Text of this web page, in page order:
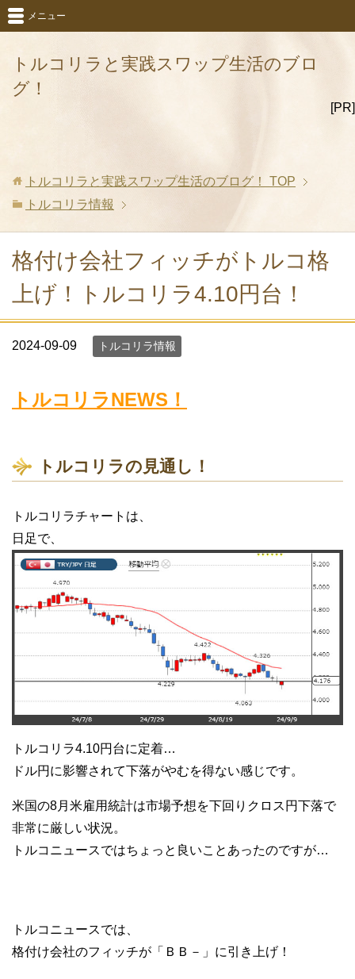
トルコリラと実践スワップ生活のブロ
グ！
[PR]
メニュー
トルコリラと実践スワップ生活のブログ！
TOP
トルコリラ情報
格付け会社フィッチがトルコ格
上げ！トルコリラ4.10円台！
2024-09-09 トルコリラ情報
トルコリラNEWS！
トルコリラの見通し！
トルコリラチャートは、
日足で、
トルコリラ4.10円台に定着…
ドル円に影響されて下落がやむを得ない感じです。
米国の8月米雇用統計は市場予想を下回りクロス円下落で
非常に厳しい状況。
トルコニュースではちょっと良いことあったのですが…
トルコニュースでは、
格付け会社のフィッチが「ＢＢ－」に引き上げ！